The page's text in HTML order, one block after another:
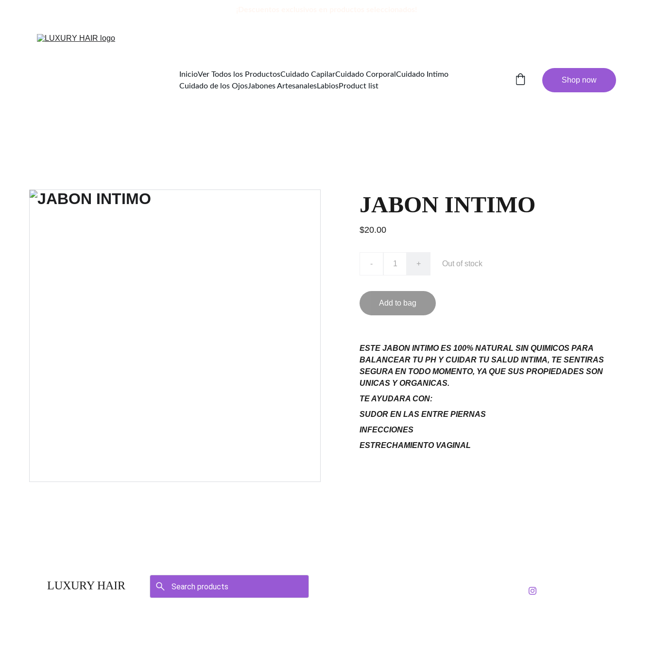
InicioVer Todos los ProductosCuidado CapilarCuidado Corporal Cuidado Intimo
Cuidado de los OjosJabones ArtesanalesLabiosProduct list
Shop now
JABON INTIMO
$20.00
- + Out of stock
Add to bag
ESTE JABON INTIMO ES 100% NATURAL SIN QUIMICOS PARA
BALANCEAR TU PH Y CUIDAR TU SALUD INTIMA, TE SENTIRAS
SEGURA EN TODO MOMENTO, YA QUE SUS PROPIEDADES SON
UNICAS Y ORGANICAS.
TE AYUDARA CON:
SUDOR EN LAS ENTRE PIERNAS
INFECCIONES
ESTRECHAMIENTO VAGINAL
LUXURY HAIR